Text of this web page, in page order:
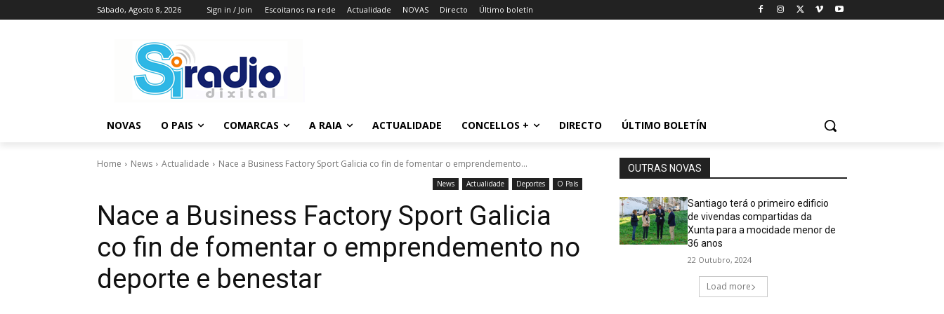
Sábado, Agosto 8, 2026 Sign in / Join Escoitanos na rede Actualidade NOVAS Directo Último boletín
NOVAS O PAIS COMARCAS A RAIA ACTUALIDADE CONCELLOS + DIRECTO ÚLTIMO BOLETÍN
Home News Actualidade Nace a Business Factory Sport Galicia co fin de fomentar o emprendemento...
News Actualidade Deportes O País
Nace a Business Factory Sport Galicia
co fin de fomentar o emprendemento no
deporte e benestar
OUTRAS NOVAS
Santiago terá o primeiro edificio
de vivendas compartidas da
Xunta para a mocidade menor de
36 anos
22 Outubro, 2024
Load more